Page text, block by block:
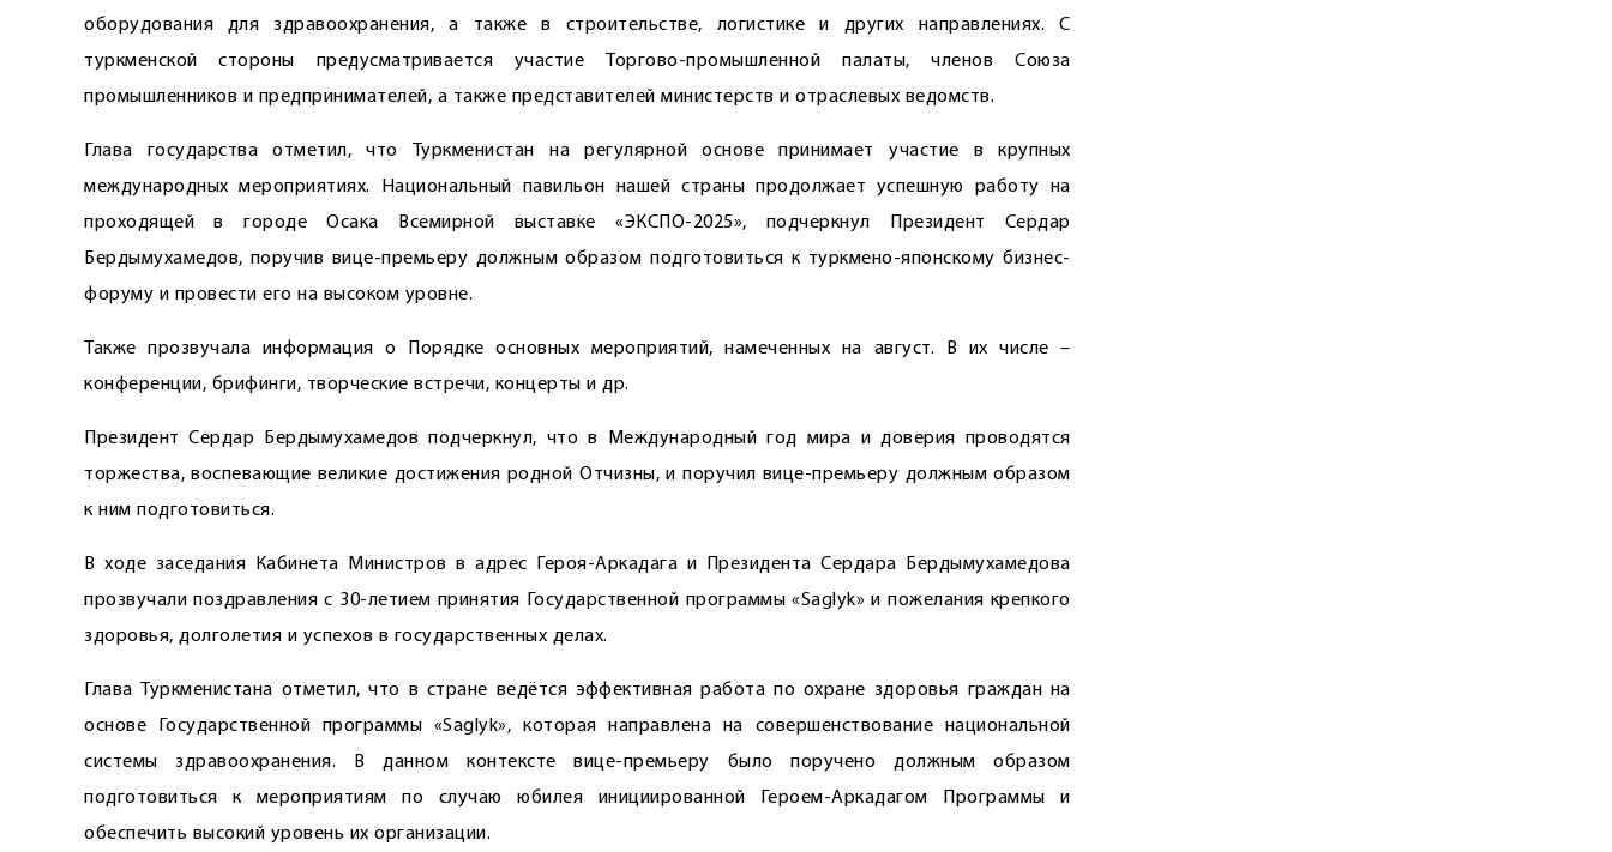
оборудования для здравоохранения, а также в строительстве, логистике и других направлениях. С
туркменской стороны предусматривается участие Торгово-промышленной палаты, членов Союза
промышленников и предпринимателей, а также представителей министерств и отраслевых ведомств.
Глава государства отметил, что Туркменистан на регулярной основе принимает участие в крупных
международных мероприятиях. Национальный павильон нашей страны продолжает успешную работу на
проходящей в городе Осака Всемирной выставке ­«ЭКСПО-2025», подчеркнул Президент Сердар
Бердымухамедов, поручив вице-премьеру должным образом подготовиться к туркмено-японскому бизнес-
форуму и провести его на высоком уровне.
Также прозвучала информация о Порядке основных мероприятий, намеченных на август. В их числе –
конференции, брифинги, творческие встречи, концерты и др.
Президент Сердар Бердымухамедов подчеркнул, что в Международный год мира и доверия проводятся
торжества, воспевающие великие достижения родной Отчизны, и поручил ­вице-­­пре­мьеру должным образом
к ним подготовиться.
В ходе заседания Кабинета Министров в адрес Героя-­Аркадага и Президента Сердара Бердымухамедова
прозвучали поздравления с 30-летием принятия Государственной программы «Saglyk» и пожелания крепкого
­здоровья, долголетия и успехов в государственных делах.
Глава Туркменистана отметил, что в стране ведётся эффективная работа по охране здоровья граждан на
основе Государственной программы «Saglyk», которая направлена на совершенствование ­национальной
системы здравоохранения. В данном контексте вице-премьеру было поручено должным образом
подготовиться к мероприятиям по случаю юбилея инициированной Героем-Аркадагом Программы и
обеспечить высокий уровень их организации.